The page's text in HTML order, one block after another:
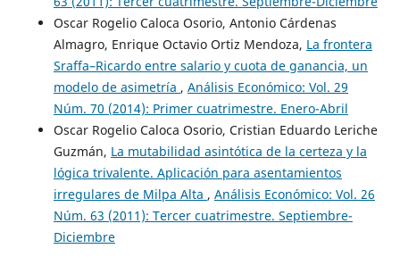
Oscar Rogelio Caloca Osorio, Antonio Cárdenas
Almagro, Enrique Octavio Ortiz Mendoza, La frontera
Sraffa–Ricardo entre salario y cuota de ganancia, un
modelo de asimetría , Análisis Económico: Vol. 29
Núm. 70 (2014): Primer cuatrimestre. Enero-Abril
Oscar Rogelio Caloca Osorio, Cristian Eduardo Leriche
Guzmán, La mutabilidad asintótica de la certeza y la
lógica trivalente. Aplicación para asentamientos
irregulares de Milpa Alta , Análisis Económico: Vol. 26
Núm. 63 (2011): Tercer cuatrimestre. Septiembre-
Diciembre